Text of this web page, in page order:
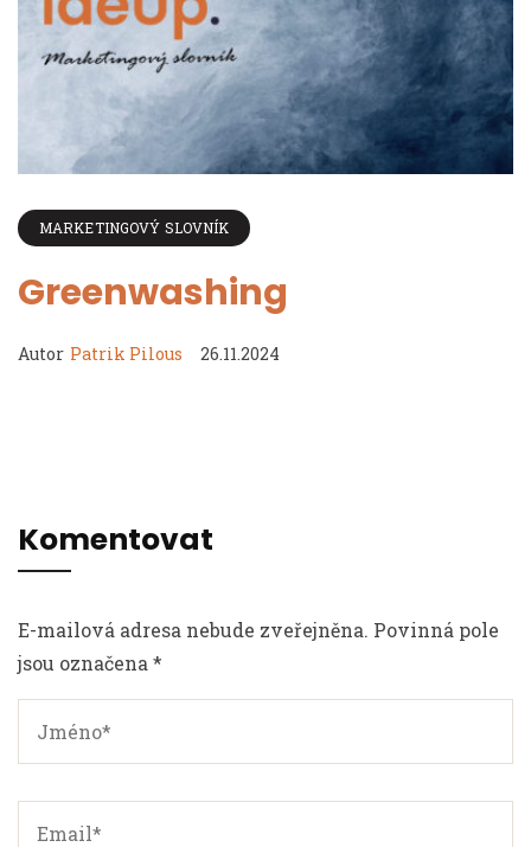
MARKETINGOVÝ SLOVNÍK
Greenwashing
Autor Patrik Pilous 26.11.2024
Komentovat
E-mailová adresa nebude zveřejněna. Povinná pole
jsou označena *